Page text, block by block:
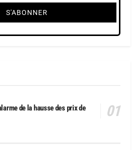
de la hausse des prix de